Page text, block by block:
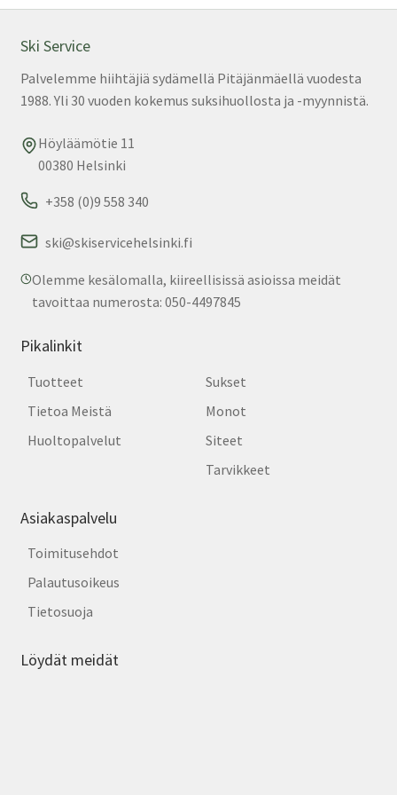
Ski Service
Palvelemme hiihtäjiä sydämellä Pitäjänmäellä vuodesta
1988. Yli 30 vuoden kokemus suksihuollosta ja -myynnistä.
Höyläämötie 11
00380 Helsinki
+358 (0)9 558 340
ski@skiservicehelsinki.fi
Olemme kesälomalla, kiireellisissä asioissa meidät
tavoittaa numerosta: 050-4497845
Pikalinkit
Tuotteet
Tietoa Meistä
Huoltopalvelut
Sukset
Monot
Siteet
Tarvikkeet
Asiakaspalvelu
Toimitusehdot
Palautusoikeus
Tietosuoja
Löydät meidät